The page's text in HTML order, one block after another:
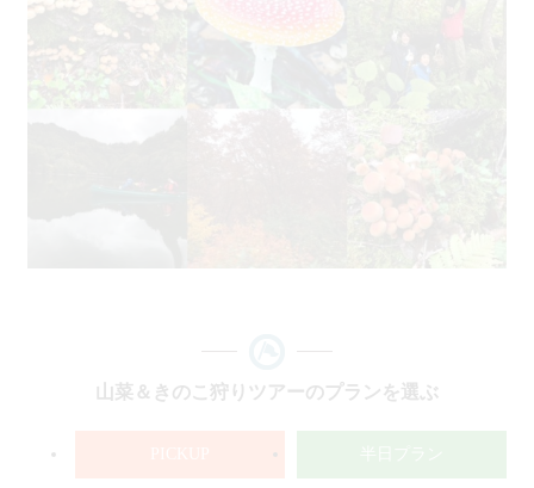
山菜＆きのこ狩りツアーのプランを選ぶ